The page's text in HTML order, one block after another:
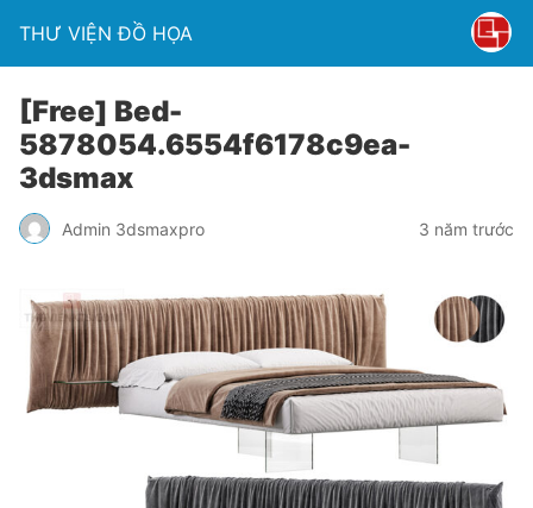
THƯ VIỆN ĐỒ HỌA
[Free] Bed-
5878054.6554f6178c9ea-
3dsmax
Admin 3dsmaxpro 3 năm trước